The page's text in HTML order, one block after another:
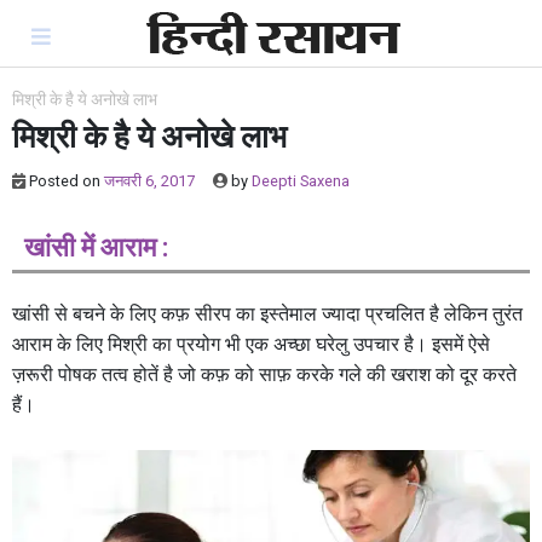
content
मिश्री के है ये अनोखे लाभ
मिश्री के है ये अनोखे लाभ
Posted on जनवरी 6, 2017 by Deepti Saxena
खांसी में आराम :
खांसी से बचने के लिए कफ़ सीरप का इस्तेमाल ज्यादा प्रचलित है लेकिन तुरंत
आराम के लिए मिश्री का प्रयोग भी एक अच्छा घरेलु उपचार है। इसमें ऐसे
ज़रूरी पोषक तत्व होतें है जो कफ़ को साफ़ करके गले की खराश को दूर करते
हैं।